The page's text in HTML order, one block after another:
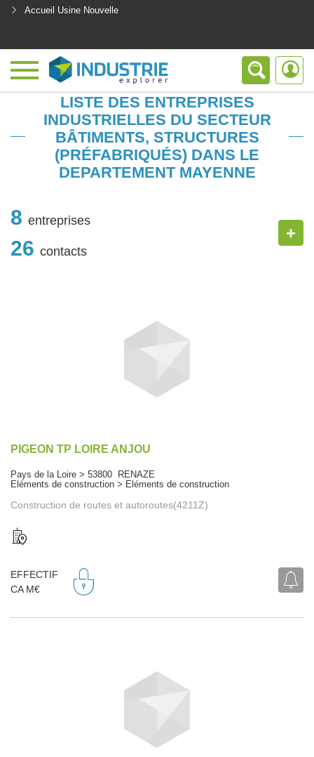
Accueil Usine Nouvelle
LISTE DES ENTREPRISES
INDUSTRIELLES DU SECTEUR
BÂTIMENTS, STRUCTURES
(PRÉFABRIQUÉS) DANS LE
DEPARTEMENT MAYENNE
8 entreprises
26 contacts
+
PIGEON TP LOIRE ANJOU
Pays de la Loire > 53800 RENAZE
Eléments de construction > Eléments de construction
Construction de routes et autoroutes(4211Z)
EFFECTIF
CA M€